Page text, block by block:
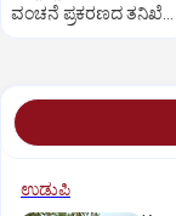
ವಂಚನೆ ಪ್ರಕರಣದ ತನಿಖೆ
ಉಡುಪಿ